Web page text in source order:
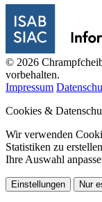
© 2026
vorbehalten.
Impressum
Cookies &
Wir verwenden
Statistiken zu
Ihre Auswahl
Einstellungen Nur